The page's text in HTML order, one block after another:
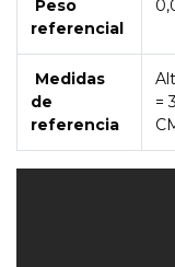
Peso
referencial
Medidas
de
referencia
=